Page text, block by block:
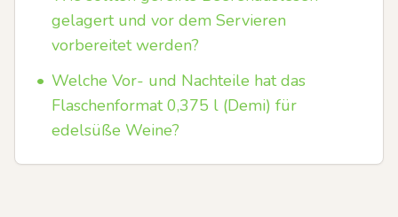
gelagert und vor dem Servieren
vorbereitet werden?
• Welche Vor- und Nachteile hat das
Flaschenformat 0,375 l (Demi) für
edelsüße Weine?